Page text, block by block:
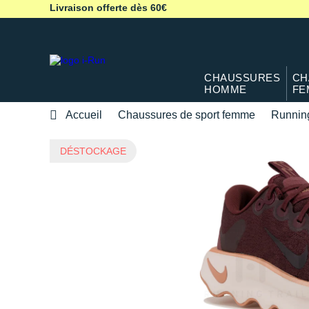
Livraison offerte dès 60€
CHAUSSURES
HOMME
Accueil Chaussures de sport femme
DÉSTOCKAGE